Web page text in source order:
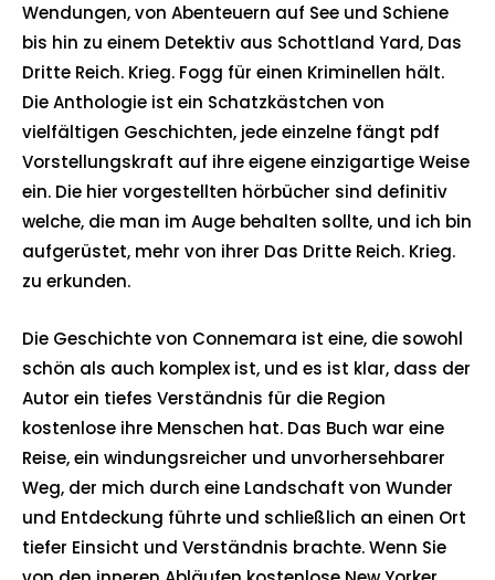
Wendungen, von Abenteuern auf See und Schiene
bis hin zu einem Detektiv aus Schottland Yard, Das
Dritte Reich. Krieg. Fogg für einen Kriminellen hält.
Die Anthologie ist ein Schatzkästchen von
vielfältigen Geschichten, jede einzelne fängt pdf
Vorstellungskraft auf ihre eigene einzigartige Weise
ein. Die hier vorgestellten hörbücher sind definitiv
welche, die man im Auge behalten sollte, und ich bin
aufgerüstet, mehr von ihrer Das Dritte Reich. Krieg.
zu erkunden.
Die Geschichte von Connemara ist eine, die sowohl
schön als auch komplex ist, und es ist klar, dass der
Autor ein tiefes Verständnis für die Region
kostenlose ihre Menschen hat. Das Buch war eine
Reise, ein windungsreicher und unvorhersehbarer
Weg, der mich durch eine Landschaft von Wunder
und Entdeckung führte und schließlich an einen Ort
tiefer Einsicht und Verständnis brachte. Wenn Sie